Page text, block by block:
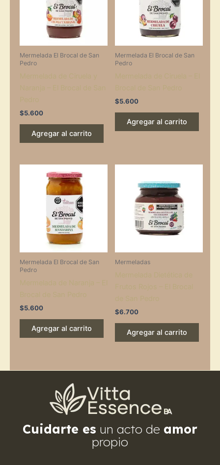
Mermelada El Brocal de San
Pedro
$5.600
Agregar al carrito
Mermelada El Brocal de San
Pedro
$5.600
Agregar al carrito
Mermelada El Brocal de San
Pedro
$5.600
Agregar al carrito
Mermeladas
$6.700
Agregar al carrito
Cuidarte es un acto de amor
propio